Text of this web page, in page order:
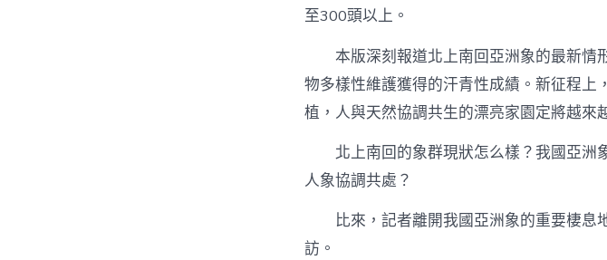
至300頭以上。
本版深刻報道北上南回亞洲象的最新情
物多樣性維護獲得的汗青性成績。新征程
植，人與天然協調共生的漂亮家園定將越來
北上南回的象群現狀怎么樣？我國亞洲
人象協調共處？
比來，記者離開我國亞洲象的重要棲
訪。